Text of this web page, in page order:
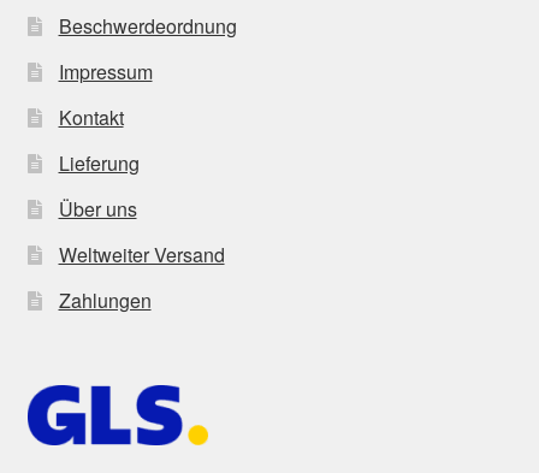
Beschwerdeordnung
Impressum
Kontakt
Lieferung
Über uns
Weltweiter Versand
Zahlungen